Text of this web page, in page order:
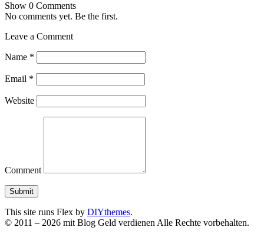
Show 0 Comments
No comments yet. Be the first.
Leave a Comment
Name *
Email *
Website
Comment
This site runs Flex by DIYthemes.
© 2011 – 2026 mit Blog Geld verdienen Alle Rechte vorbehalten.